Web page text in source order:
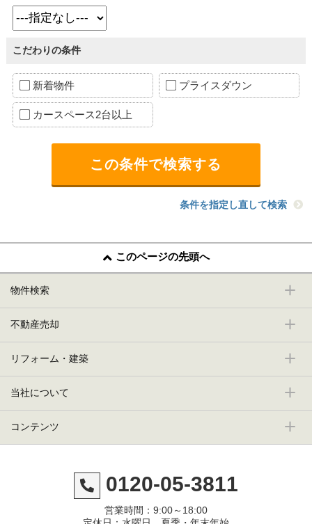
こだわりの条件
新着物件 プライスダウン
カースペース2台以上
条件を指定し直して検索
このページの先頭へ
物件検索
不動産売却
リフォーム・建築
当社について
コンテンツ
0120-05-3811
営業時間：9:00～18:00